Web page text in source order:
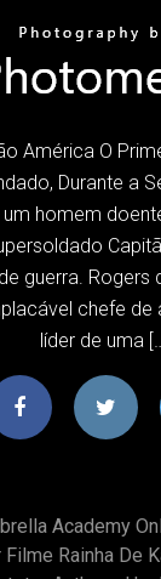
América O
Durante a
homem
guerra. Rogers
chefe de
líder de uma
Academy
Rainha De